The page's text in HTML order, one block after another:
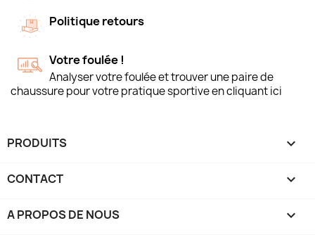
Politique retours
Votre foulée !
Analyser votre foulée et trouver une paire de
chaussure pour votre pratique sportive en cliquant ici
PRODUITS 
CONTACT 
A PROPOS DE NOUS 